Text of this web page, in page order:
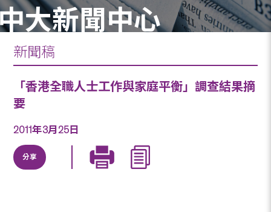
大新聞中心
新聞稿
「香港全職人士工作與家庭平衡」調查結果摘
要
2011年3月25日
分享